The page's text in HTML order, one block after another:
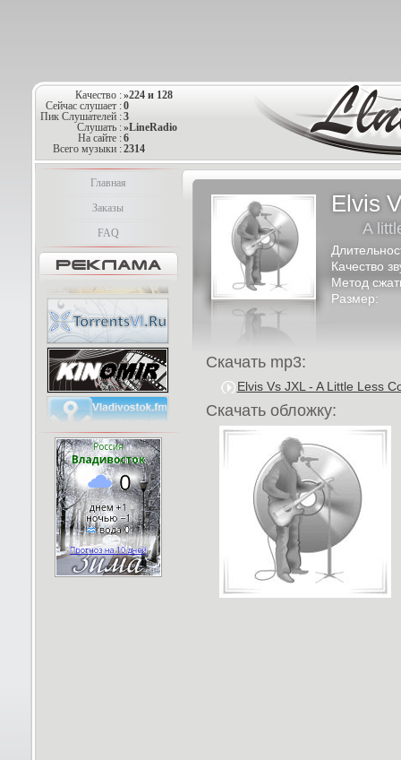
Качество :»224 и 128
Сейчас слушает :0
Пик Слушателей :3
Слушать :»LineRadio
На сайте :6
Всего музыки :2314
Главная
Заказы
FAQ
Elvis
A
Качество
Метод
Размер:
Скачать mp3:
Elvis Vs JXL - A Little Less
Скачать обложку: